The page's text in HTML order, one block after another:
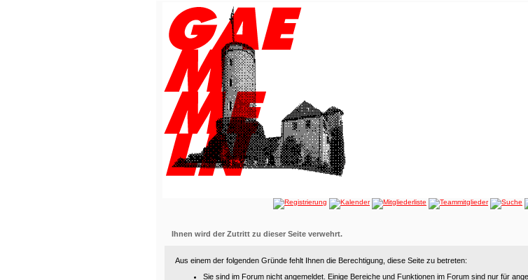
Ihnen wird der Zutritt zu dieser Seite verwehrt.
Aus einem der folgenden Gründe fehlt Ihnen die Berechtigung, diese Seite zu betreten:
Sie sind im Forum nicht angemeldet. Einige Bereiche und Funktionen im Forum sind nur für